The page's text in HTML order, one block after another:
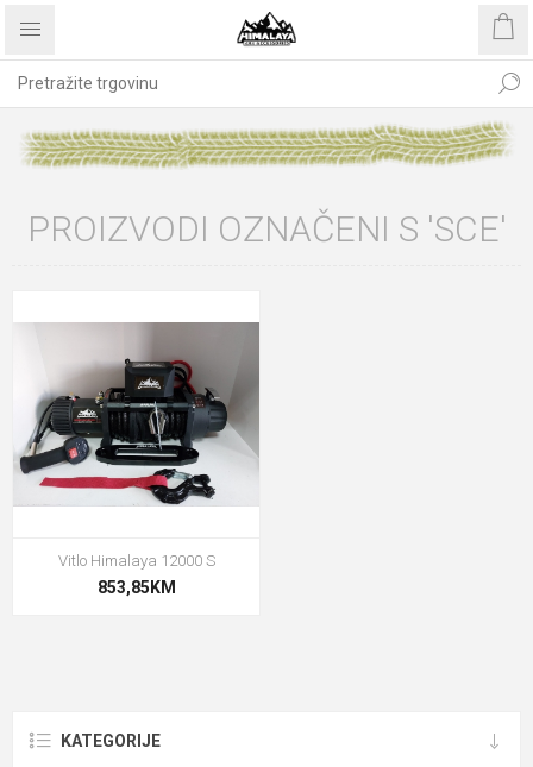
PROIZVODI OZNAČENI S 'SCE'
Vitlo Himalaya 12000 S
853,85KM
KATEGORIJE